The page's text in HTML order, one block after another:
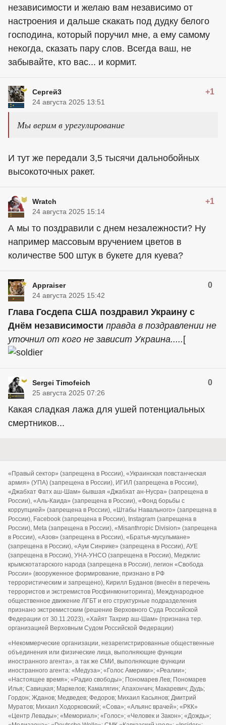
независимости и желаю вам независимо от
настроения и дальше скакать под дудку белого
господина, который поручил мне, а ему самому
некогда, сказать пару слов. Всегда ваш, не
забывайте, кто вас... и кормит.
Сергей3 +1
24 августа 2025 13:51
Мы верим в урегулирование
И тут же передали 3,5 тысячи дальнобойных
высокоточных ракет.
Wratch +1
24 августа 2025 15:14
А мы то поздравили с днем незалежности? Ну
например массовым вручением цветов в
количестве 500 штук в букете для куева?
Appraiser 0
24 августа 2025 15:42
Глава Госдепа США поздравил Украину с
Днём независимости правда в поздравлении не
уточнил от кого не зависит Украина..... [
Sergei Timofeich 0
25 августа 2025 07:26
Какая сладкая лажа для ушей потенциальных
смертников...
«Правый сектор» (запрещена в России), «Украинская повстанческая
армия» (УПА) (запрещена в России), ИГИЛ (запрещена в России),
«Джабхат Фатх аш-Шам» бывшая «Джабхат ан-Нусра» (запрещена в
России), «Аль-Каида» (запрещена в России), «Фонд борьбы с
коррупцией» (запрещена в России), «Штабы Навального» (запрещена в
России), Facebook (запрещена в России), Instagram (запрещена в
России), Meta (запрещена в России), «Misanthropic Division» (запрещена
в России), «Азов» (запрещена в России), «Братья-мусульмане»
(запрещена в России), «Аум Синрике» (запрещена в России), АУЕ
(запрещена в России), УНА-УНСО (запрещена в России), Меджлис
крымскотатарского народа (запрещена в России), легион «Свобода
России» (вооруженное формирование, признано в РФ
террористическим и запрещено), Кирилл Буданов (внесён в перечень
террористов и экстремистов Росфинмониторинга), Международное
общественное движение ЛГБТ и его структурные подразделения
признано экстремистским (решение Верховного Суда Российской
Федерации от 30.11.2023), «Хайят Тахрир аш-Шам» (признана тер.
организацией Верховным Судом Российской Федерации)
«Некоммерческие организации, незарегистрированные общественные
объединения или физические лица, выполняющие функции
иностранного агента», а так же СМИ, выполняющие функции
иностранного агента: «Медуза»; «Голос Америки»; «Реалии»;
«Настоящее время»; «Радио свободы»; Пономарев Лев; Пономарев
Илья; Савицкая; Маркелов; Камалягин; Апахончич; Макаревич; Дудь;
Гордон; Жданов; Медведев; Федоров; Михаил Касьянов; Дмитрий
Муратов; Михаил Ходорковский; «Сова»; «Альянс врачей»; «РКК»
«Центр Левады»; «Мемориал»; «Голос»; «Человек и Закон»; «Дождь»;